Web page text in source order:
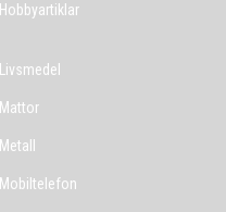
Hobbyartiklar
Livsmedel
Mattor
Metall
Mobiltelefon